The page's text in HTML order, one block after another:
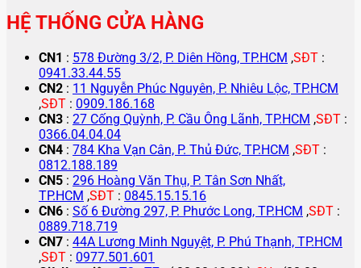
HỆ THỐNG CỬA HÀNG
CN1 : 578 Đường 3/2, P. Diên Hồng, TP.HCM ,SĐT :
0941.33.44.55
CN2 : 11 Nguyễn Phúc Nguyên, P. Nhiêu Lộc, TP.HCM
,SĐT : 0909.186.168
CN3 : 27 Cống Quỳnh, P. Cầu Ông Lãnh, TP.HCM ,SĐT :
0366.04.04.04
CN4 : 784 Kha Vạn Cân, P. Thủ Đức, TP.HCM ,SĐT :
0812.188.189
CN5 : 296 Hoàng Văn Thụ, P. Tân Sơn Nhất,
TP.HCM ,SĐT : 0845.15.15.16
CN6 : Số 6 Đường 297, P. Phước Long, TP.HCM ,SĐT :
0889.718.719
CN7 : 44A Lương Minh Nguyệt, P. Phú Thạnh, TP.HCM
,SĐT : 0977.501.601